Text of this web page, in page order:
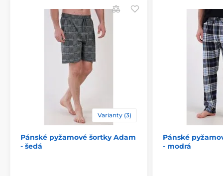
Varianty (3)
Pánské pyžamové šortky Adam
- šedá
Pánské
- modrá